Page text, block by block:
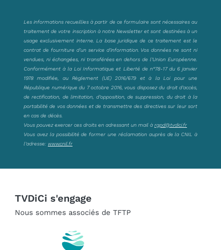
Les informations recueillies à partir de ce formulaire sont nécessaires au
traitement de votre inscription à notre Newsletter et sont destinées à un
usage exclusivement interne. La base juridique de ce traitement est le
contrat de fourniture d’un service d’information. Vos données ne sont ni
vendues, ni échangées, ni transférées en dehors de l’Union Européenne.
Conformément à la Loi Informatique et Liberté de n°78-17 du 6 janvier
1978 modifiée, au Règlement (UE) 2016/679 et à la Loi pour une
République numérique du 7 octobre 2016, vous disposez du droit d’accès,
de rectification, de limitation, d’opposition, de suppression, du droit à la
portabilité de vos données et de transmettre des directives sur leur sort
en cas de décès.
Vous pouvez exercer ces droits en adressant un mail à rgpd@tvdici.fr
Vous avez la possibilité de former une réclamation auprès de la CNIL à
l’adresse: www.cnil.fr
TVDiCi s'engage
Nous sommes associés de TFTP